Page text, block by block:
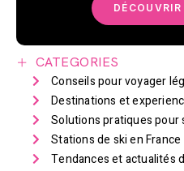
CATEGORIES
Conseils pour voyager
Destinations et
Solutions pratiques pour
Stations de ski en France
Tendances et actualités